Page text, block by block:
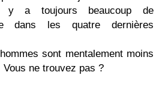
y a toujours beaucoup de
dans les quatre dernières
sont mentalement moins
ne trouvez pas ?